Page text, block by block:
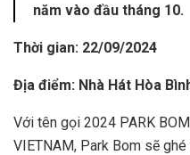
năm vào đầu tháng 10.
Thời gian: 22/09/2024
Địa điểm: Nhà Hát Hòa
Với tên gọi 2024 PARK
VIETNAM, Park Bom sẽ